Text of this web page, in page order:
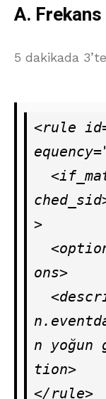
A.
5 dakikada
<rule
>
ons>
n yoğun
tion>
</rule>